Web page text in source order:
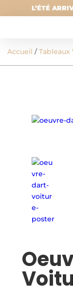
L’ÉTÉ
Accueil /Tableaux